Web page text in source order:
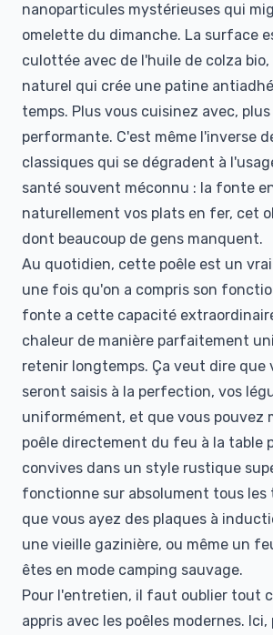
nanoparticules mystérieuses qui
omelette du dimanche. La surface
culottée avec de l'huile de colza
naturel qui crée une patine
temps. Plus vous cuisinez avec,
performante. C'est même l'inverse
classiques qui se dégradent à
santé souvent méconnu : la fonte
naturellement vos plats en fer, cet
dont beaucoup de gens manquent.
Au quotidien, cette poêle est un
une fois qu'on a compris son
fonte a cette capacité
chaleur de manière parfaitement
retenir longtemps. Ça veut dire que
seront saisis à la perfection, vos
uniformément, et que vous pouvez
poêle directement du feu à la table
convives dans un style rustique
fonctionne sur absolument tous les
que vous ayez des plaques à
une vieille gazinière, ou même un
êtes en mode camping sauvage.
Pour l'entretien, il faut oublier tout
appris avec les poêles modernes.